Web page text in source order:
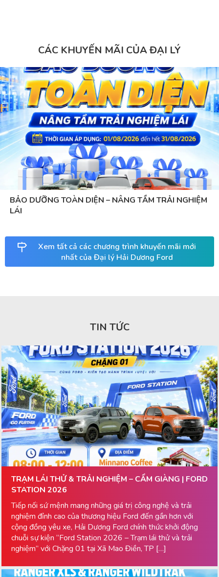
CÁC KHUYẾN MÃI CỦA ĐẠI LÝ
BẢO DƯỠNG TOÀN DIỆN – NÂNG TẦM TRẢI NGHIỆM
LÁI
Xem tất cả các chương trình khuyến mãi mới
nhất của Đại lý Hải Dương Ford
TIN TỨC
TRẠM LÁI THỬ & TRẢI NGHIỆM – CẨM GIÀNG | FORD
STATION 2026
Tiếp nối sứ mệnh mang những giá trị công nghệ và trải
nghiệm đỉnh cao của thương hiệu Ford đến gần hơn với
cộng đồng yêu xe, Hải Dương Ford chính thức khởi động
chuỗi sự kiện “Ford Station 2026 – Trạm lái thử và trải
nghiệm” với Chặng 01 tại Xã Mao Điền, TP […]